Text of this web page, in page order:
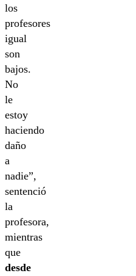
los
profesores
igual
son
bajos.
No
le
estoy
haciendo
daño
a
nadie”,
sentenció
la
profesora,
mientras
que
desde